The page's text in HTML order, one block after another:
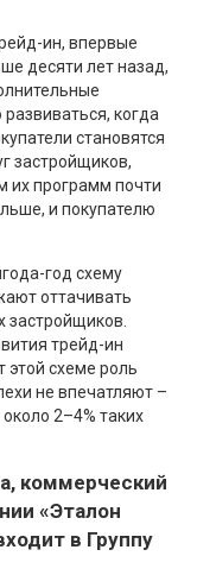
ин, впервые
десяти лет назад,
когда
становятся
застройщиков,
их программ почти
и покупателю
год схему
оттачивать
застройщиков.
трейд-ин
схеме роль
не впечатляют –
2–4% таких
коммерческий
«Эталон
в Группу